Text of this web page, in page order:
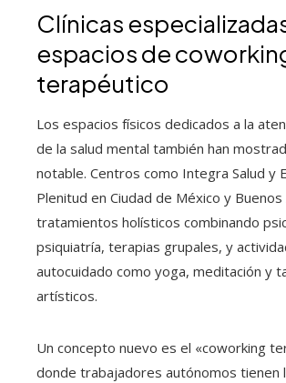
Clínicas
espacios de
terapéutico
Los espacios físicos dedicados a la
de la salud mental también han
notable. Centros como Integra Salud y
Plenitud en Ciudad de México y
tratamientos holísticos combinando
psiquiatría, terapias grupales, y
autocuidado como yoga, meditación y
artísticos.
Un concepto nuevo es el «coworking
donde trabajadores autónomos tienen